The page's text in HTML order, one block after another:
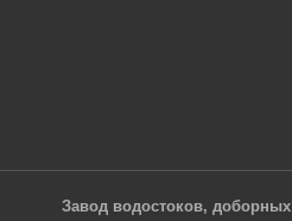
Завод водостоков, доборных